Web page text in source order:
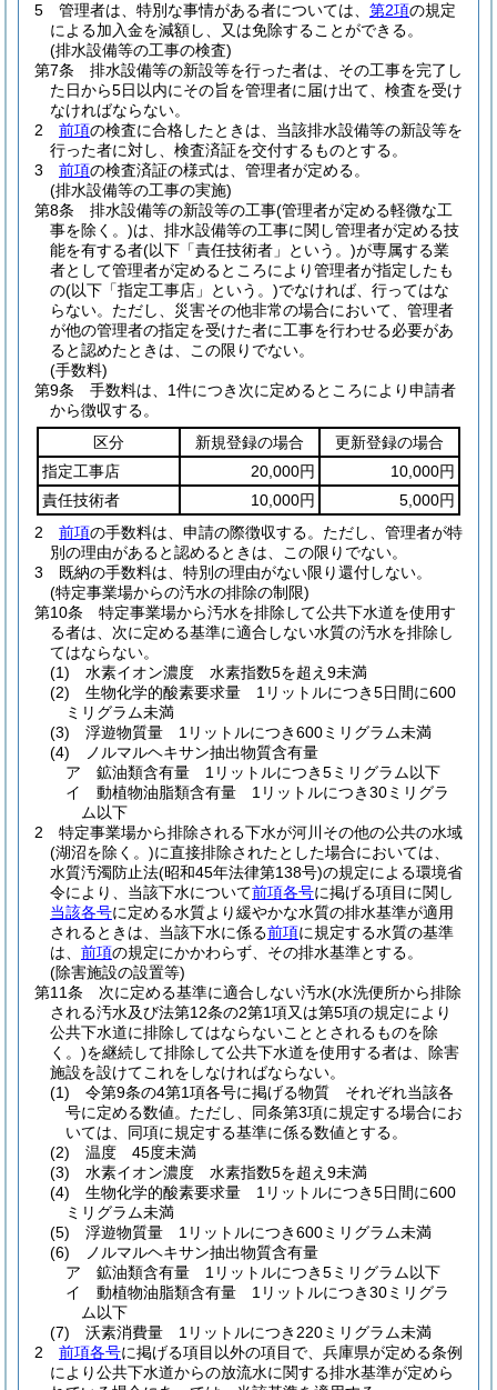
5
管理者は、特別な事情がある者については、 第2項の規定
による加入金を減額し、又は免除することができる。
(排水設備等の工事の検査)
第7条
排水設備等の新設等を行った者は、その工事を完了し
た日から5日以内にその旨を管理者に届け出て、検査を受け
なければならない。
2
前項の検査に合格したときは、当該排水設備等の新設等を
行った者に対し、検査済証を交付するものとする。
3
前項の検査済証の様式は、管理者が定める。
(排水設備等の工事の実施)
第8条
排水設備等の新設等の工事(管理者が定める軽微な工
事を除く。)は、排水設備等の工事に関し管理者が定める技
能を有する者(以下「責任技術者」という。)が専属する業
者として管理者が定めるところにより管理者が指定したも
の(以下「指定工事店」という。)でなければ、行ってはな
らない。 ただし、災害その他非常の場合において、管理者
が他の管理者の指定を受けた者に工事を行わせる必要があ
ると認めたときは、この限りでない。
(手数料)
第9条
手数料は、1件につき次に定めるところにより申請者
から徴収する。
区分
新規登録の場合
更新登録の場合
指定工事店
20,000円
10,000円
責任技術者
10,000円
5,000円
2
前項の手数料は、申請の際徴収する。 ただし、管理者が特
別の理由があると認めるときは、この限りでない。
3
既納の手数料は、特別の理由がない限り還付しない。
(特定事業場からの汚水の排除の制限)
第10条
特定事業場から汚水を排除して公共下水道を使用す
る者は、次に定める基準に適合しない水質の汚水を排除し
てはならない。
(1)
水素イオン濃度 水素指数5を超え9未満
(2)
生物化学的酸素要求量 1リットルにつき5日間に600
ミリグラム未満
(3)
浮遊物質量 1リットルにつき600ミリグラム未満
(4)
ノルマルヘキサン抽出物質含有量
ア
鉱油類含有量 1リットルにつき5ミリグラム以下
イ
動植物油脂類含有量 1リットルにつき30ミリグラ
ム以下
2
特定事業場から排除される下水が河川その他の公共の水域
(湖沼を除く。)に直接排除されたとした場合においては、
水質汚濁防止法(昭和45年法律第138号)の規定による環境省
令により、当該下水について前項各号に掲げる項目に関し
当該各号に定める水質より緩やかな水質の排水基準が適用
されるときは、当該下水に係る前項に規定する水質の基準
は、 前項の規定にかかわらず、その排水基準とする。
(除害施設の設置等)
第11条
次に定める基準に適合しない汚水(水洗便所から排除
される汚水及び法第12条の2第1項又は第5項の規定により
公共下水道に排除してはならないこととされるものを除
く。)を継続して排除して公共下水道を使用する者は、除害
施設を設けてこれをしなければならない。
(1)
令第9条の4第1項各号に掲げる物質 それぞれ当該各
号に定める数値。 ただし、同条第3項に規定する場合にお
いては、同項に規定する基準に係る数値とする。
(2)
温度 45度未満
(3)
水素イオン濃度 水素指数5を超え9未満
(4)
生物化学的酸素要求量 1リットルにつき5日間に600
ミリグラム未満
(5)
浮遊物質量 1リットルにつき600ミリグラム未満
(6)
ノルマルヘキサン抽出物質含有量
ア
鉱油類含有量 1リットルにつき5ミリグラム以下
イ
動植物油脂類含有量 1リットルにつき30ミリグラ
ム以下
(7)
沃素消費量 1リットルにつき220ミリグラム未満
2
前項各号に掲げる項目以外の項目で、兵庫県が定める条例
により公共下水道からの放流水に関する排水基準が定めら